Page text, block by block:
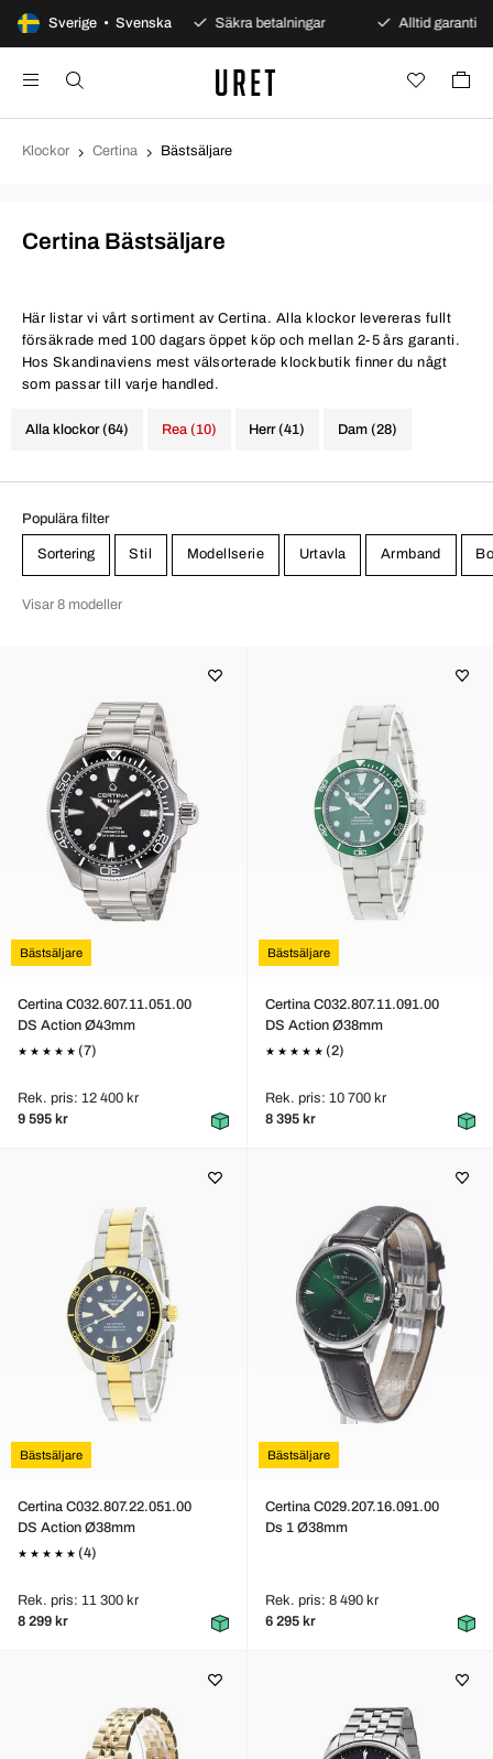
Sverige • Svenska
dagars öppet köp Säkra betalningar Alltid garanti
Klockor Certina Bästsäljare
Certina Bästsäljare
Här listar vi vårt sortiment av Certina. Alla klockor levereras fullt
försäkrade med 100 dagars öppet köp och mellan 2-5 års garanti.
Hos Skandinaviens mest välsorterade klockbutik finner du någt
som passar till varje handled.
Alla klockor (64) Herr (41) Dam (28)
Rea (10)
Populära filter
Sortering Stil Modellserie Urtavla Armband
Visar 8 modeller
Bästsäljare
Certina C032.607.11.051.00
DS Action Ø43mm
(7)
Rek. pris: 12 400 kr
9 595 kr
Bästsäljare
Certina C032.807.11.091.00
DS Action Ø38mm
(2)
Rek. pris: 10 700 kr
8 395 kr
Bästsäljare
Certina C032.807.22.051.00
DS Action Ø38mm
(4)
Rek. pris: 11 300 kr
8 299 kr
Bästsäljare
Certina C029.207.16.091.00
Ds 1 Ø38mm
Rek. pris: 8 490 kr
6 295 kr